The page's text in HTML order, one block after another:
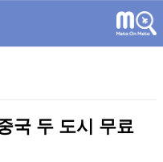
국 두 도시 무료